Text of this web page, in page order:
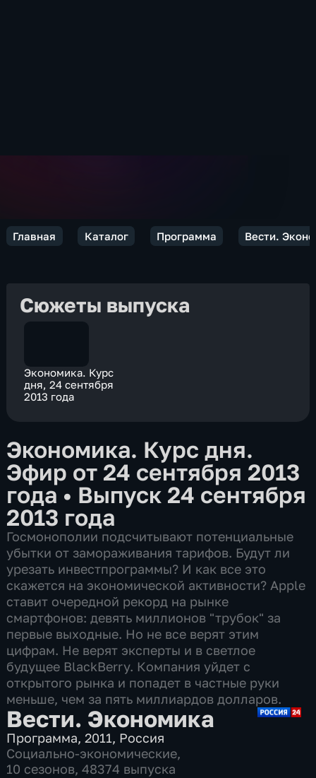
Главная Каталог Программа Вести.
Сюжеты выпуска
Экономика. Курс
дня, 24 сентября
2013 года
Экономика. Курс дня.
Эфир от 24 сентября 2013
года • Выпуск 24 сентября
2013 года
Госмонополии подсчитывают потенциальные
убытки от замораживания тарифов. Будут ли
урезать инвестпрограммы? И как все это
скажется на экономической активности? Apple
ставит очередной рекорд на рынке
смартфонов: девять миллионов "трубок" за
первые выходные. Но не все верят этим
цифрам. Не верят эксперты и в светлое
будущее BlackBerry. Компания уйдет с
открытого рынка и попадет в частные руки
меньше, чем за пять миллиардов долларов.
Вести. Экономика
Программа,2011, Россия
Социально-экономические,
10 сезонов, 48374 выпуска